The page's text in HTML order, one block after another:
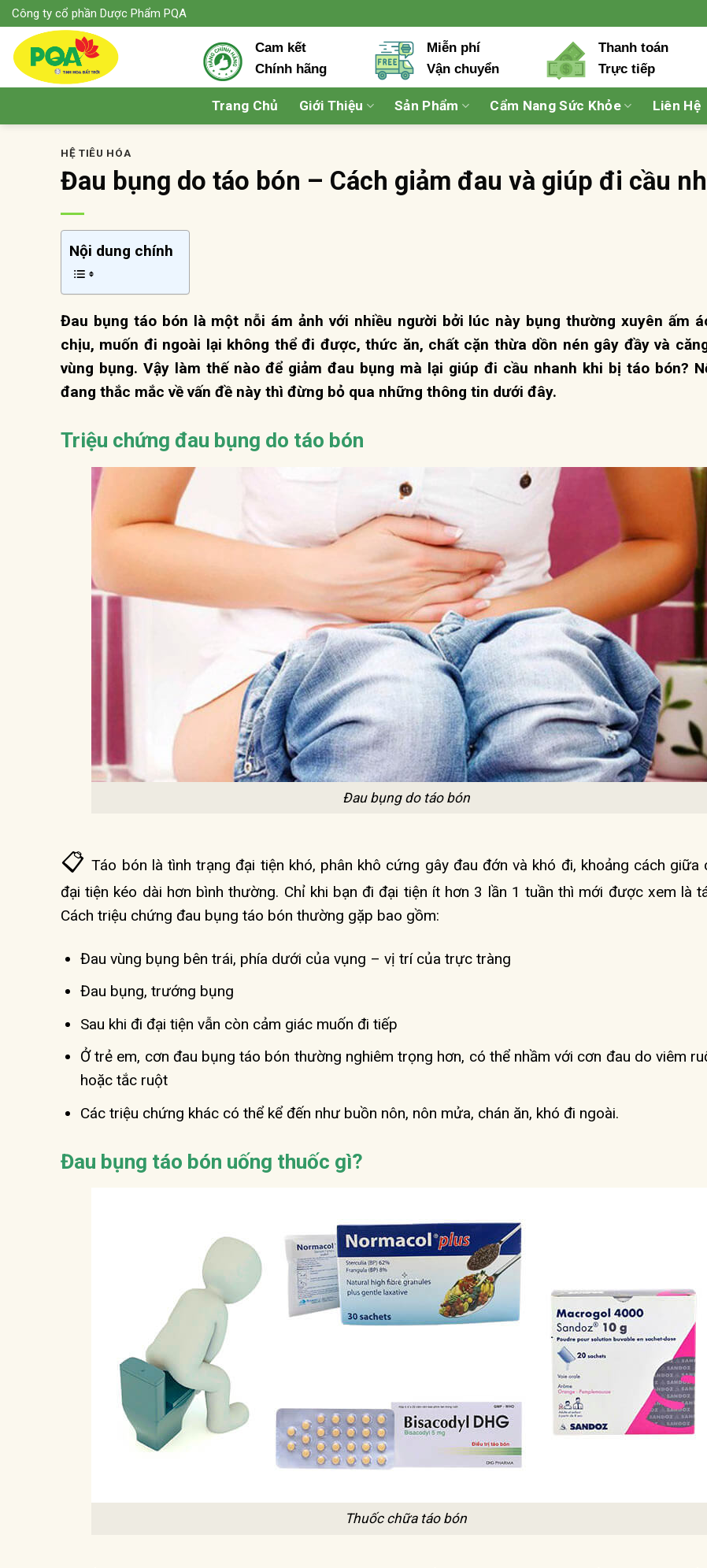
Skip
content
Công ty cổ phần Dược Phẩm PQA
Cam kết
Chính hãng
Miễn phí
Vận chuyển
Thanh toán
Trực tiếp
Trang Chủ Giới Thiệu Sản Phẩm Cẩm Nang Sức Khỏe Liên Hệ
HỆ TIÊU HÓA
Đau bụng do táo bón – Cách giảm đau và giúp đi cầu
Nội dung chính
Đau bụng táo bón là một nỗi ám ảnh với nhiều người bởi lúc này bụng thường xuyên ấm
chịu, muốn đi ngoài lại không thể đi được, thức ăn, chất cặn thừa dồn nén gây đầy và
vùng bụng. Vậy làm thế nào để giảm đau bụng mà lại giúp đi cầu nhanh khi bị táo bón?
đang thắc mắc về vấn đề này thì đừng bỏ qua những thông tin dưới đây.
Triệu chứng đau bụng do táo bón
Đau bụng do táo bón
📋Táo bón là tình trạng đại tiện khó, phân khô cứng gây đau đớn và khó đi, khoảng cách giữa
đại tiện kéo dài hơn bình thường. Chỉ khi bạn đi đại tiện ít hơn 3 lần 1 tuần thì mới được xem là
Cách triệu chứng đau bụng táo bón thường gặp bao gồm:
Đau vùng bụng bên trái, phía dưới của vụng – vị trí của trực tràng
Đau bụng, trướng bụng
Sau khi đi đại tiện vẫn còn cảm giác muốn đi tiếp
Ở trẻ em, cơn đau bụng táo bón thường nghiêm trọng hơn, có thể nhầm với cơn đau do viêm
hoặc tắc ruột
Các triệu chứng khác có thể kể đến như buồn nôn, nôn mửa, chán ăn, khó đi ngoài.
Đau bụng táo bón uống thuốc gì?
Thuốc chữa táo bón